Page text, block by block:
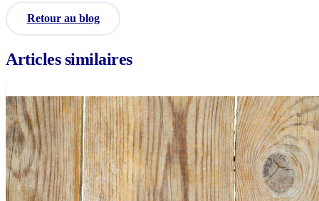
Retour au blog
Articles similaires